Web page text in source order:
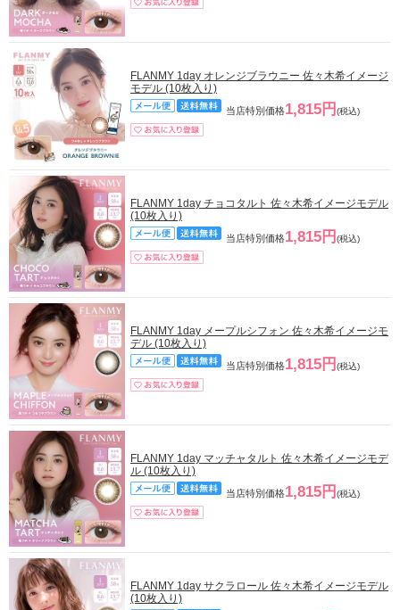
FLANMY 1day オレンジブラウニー 佐々木希イメージ
モデル (10枚入り)
当店特別価格1,815円 (税込)
FLANMY 1day チョコタルト 佐々木希イメージモデル
(10枚入り)
当店特別価格1,815円 (税込)
FLANMY 1day メープルシフォン 佐々木希イメージモ
デル (10枚入り)
当店特別価格1,815円 (税込)
FLANMY 1day マッチャタルト 佐々木希イメージモデ
ル (10枚入り)
当店特別価格1,815円 (税込)
FLANMY 1day サクラロール 佐々木希イメージモデル
(10枚入り)